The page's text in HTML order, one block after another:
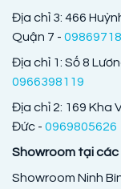
Địa chỉ 3: 466
Quận 7 -
Địa chỉ 1: Số 8
0966398119
Địa chỉ 2: 169 Kha
Đức - 0969805626
Showroom tại
Showroom Ninh